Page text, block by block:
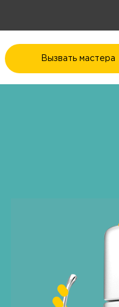
Вызвать мастера